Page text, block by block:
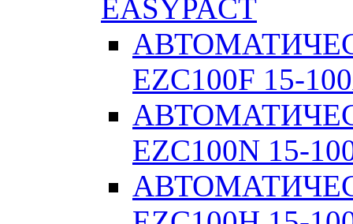
EASYPACT
EZC100F 15-
EZC100N 15-